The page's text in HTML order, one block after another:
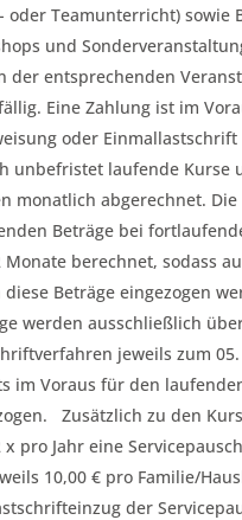
oder Teamunterricht) sowie
und
der entsprechenden
Eine Zahlung ist im
oder
unbefristet laufende Kurse
monatlich abgerechnet.
Beträge bei
Monate berechnet, sodass
diese Beträge eingezogen
werden ausschließlich
jeweils zum
im Voraus für den
Zusätzlich zu den
pro Jahr eine
10,00 € pro Familie/
der